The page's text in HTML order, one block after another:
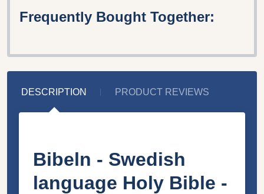
Frequently Bought Together:
DESCRIPTION PRODUCT REVIEWS
Bibeln - Swedish
language Holy Bible -